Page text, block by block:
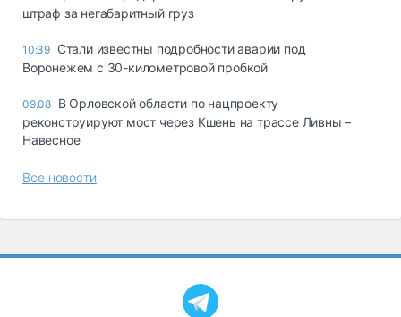
штраф за негабаритный груз
10:39 Стали известны подробности аварии под
Воронежем с 30-километровой пробкой
09.08 В Орловской области по нацпроекту
реконструируют мост через Кшень на трассе Ливны –
Навесное
Все новости